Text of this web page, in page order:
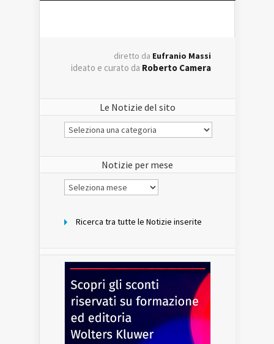
diretto da Eufranio Massi
ideato e curato da Roberto Camera
Le Notizie del sito
Le
Notizie
Notizie per mese
Notizie
per
Ricerca tra tutte le Notizie inserite